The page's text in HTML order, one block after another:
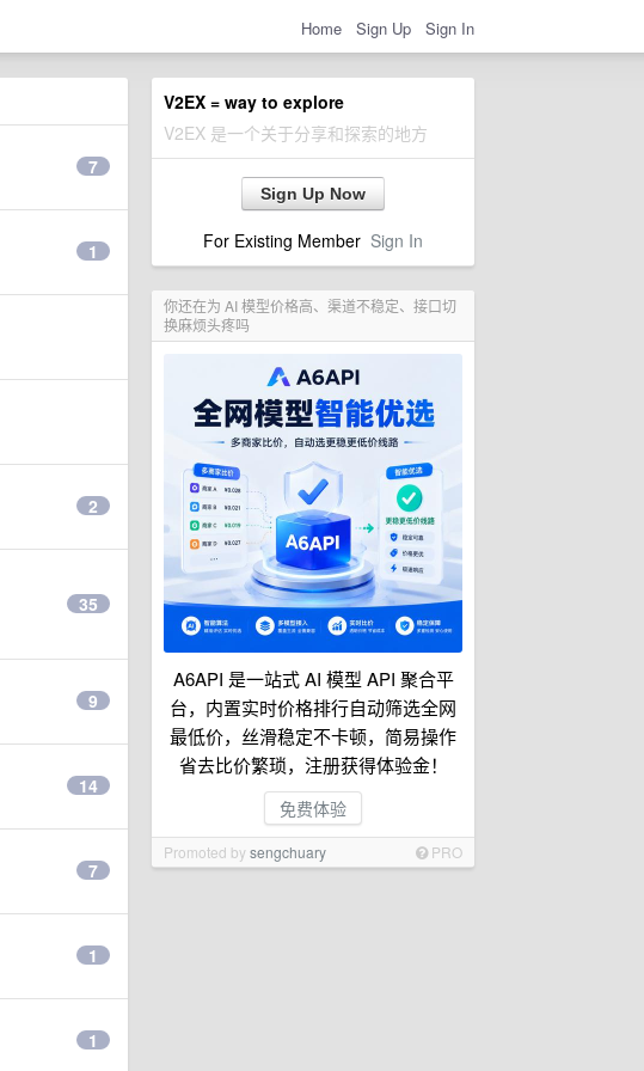
Home Sign Up Sign In
V2EX = way to explore
V2EX 是一个关于分享和探索的地方
Sign Up Now
For Existing Member Sign In
你还在为 AI 模型价格高、渠道不稳定、接口切
换麻烦头疼吗
A6API 是一站式 AI 模型 API 聚合平
台，内置实时价格排行自动筛选全网
最低价，丝滑稳定不卡顿，简易操作
省去比价繁琐，注册获得体验金！
免费体验
Promoted bysengchuary PRO
7
1
2
35
9
14
7
1
1